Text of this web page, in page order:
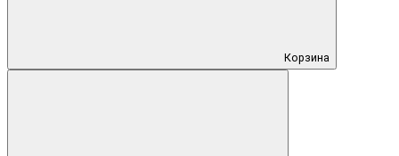
Корзина